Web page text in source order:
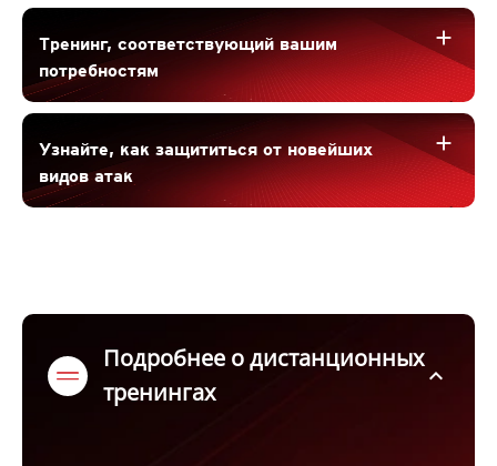
Тренинг, соответствующий вашим
потребностям
add
Узнайте, как защититься от новейших
видов атак
add
Подробнее о дистанционных
тренингах
expand_less